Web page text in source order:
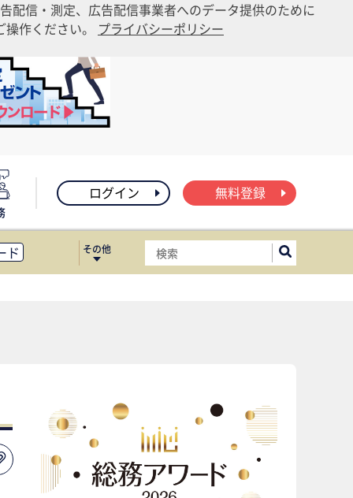
配信・測定、広告配信事業者へのデータ提供のために
作ください。 プライバシーポリシー
ログイン 無料登録
ド
ス移転
その他